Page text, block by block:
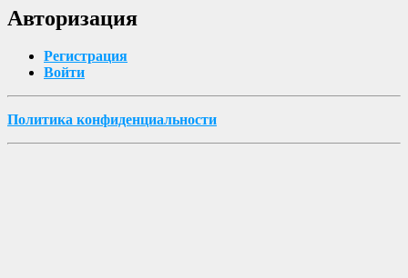
Авторизация
Регистрация
Войти
Политика конфиденциальности